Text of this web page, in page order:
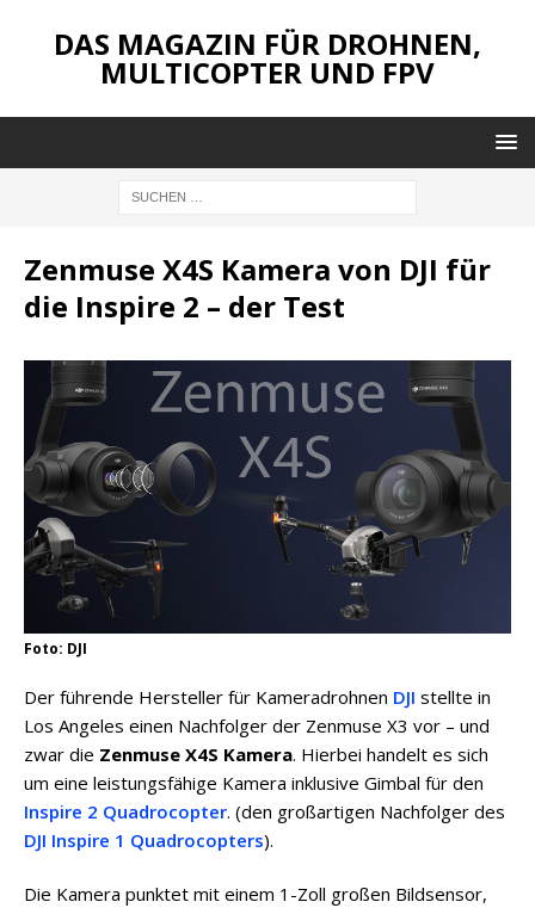
DAS MAGAZIN FÜR DROHNEN,
MULTICOPTER UND FPV
Zenmuse X4S Kamera von DJI für
die Inspire 2 – der Test
Foto: DJI
Der führende Hersteller für Kameradrohnen DJI stellte in
Los Angeles einen Nachfolger der Zenmuse X3 vor – und
zwar die Zenmuse X4S Kamera. Hierbei handelt es sich
um eine leistungsfähige Kamera inklusive Gimbal für den
Inspire 2 Quadrocopter. (den großartigen Nachfolger des
DJI Inspire 1 Quadrocopters).
Die Kamera punktet mit einem 1-Zoll großen Bildsensor,